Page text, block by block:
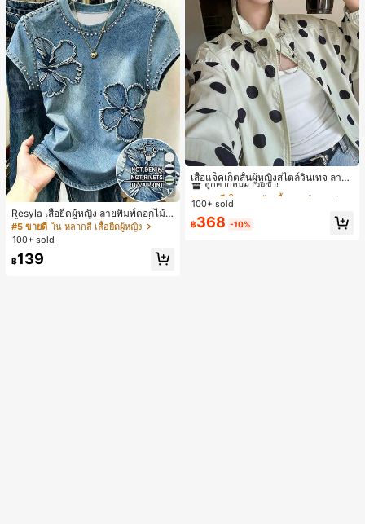
17
Resyla เสื้อยืดผู้หญิง ลายพิมพ์ดอกไม้สี
น้ำเงินวินเทจ เสื้อสำหรับออกไปเที่ยวฤ
ดูร้อน ดีไซน์กราฟิก สบายๆ อเนกประสง
องเที่ยวกลางแจ้ง
#5 ขายดี ใน หลากสี เสื้อยืดผู้หญิง
100+ sold
฿139
เสื้อแจ็คเก็ตสั้นผู้หญิงสไตล์วินเทจ ลายจุ
ดขนาดใหญ่ คอตั้ง เอวเข้ารูป แขนพอง
ทรงหลวม แฟชั่นอเนกประสงค์ สำหรับใ
ส่ประจำวันและไปเที่ยวพักผ่อน
#1 ขายดี
ใน กระเป๋า เสื้อคลุมลำลอง
ลูกค้ากลับมาซื้อซ้ำ!
#1 ขายดี ใน กระเป๋า เสื้อคลุมลำลอง
ลูกค้ากลับมาซื้อซ้ำ!
#1 ขายดี ใน กระเป๋า เสื้อคลุมลำลอง
ลูกค้ากลับมาซื้อซ้ำ!
#1 ขายดี
ใน กระเป๋า เสื้อคลุมลำลอง
100+ sold
฿368 -10%